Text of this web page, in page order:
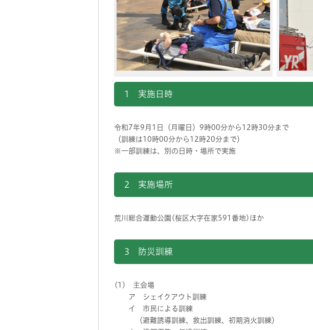
1 実施日時
令和7年9月1日（月曜日）9時00分から12時30分まで
（訓練は10時00分から12時20分まで）
※一部訓練は、別の日時・場所で実施
2 実施場所
荒川総合運動公園(桜区大字在家591番地)ほか
3 防災訓練
(1) 主会場
ア シェイクアウト訓練
イ 市民による訓練
（避難誘導訓練、救出訓練、初期消火訓練）